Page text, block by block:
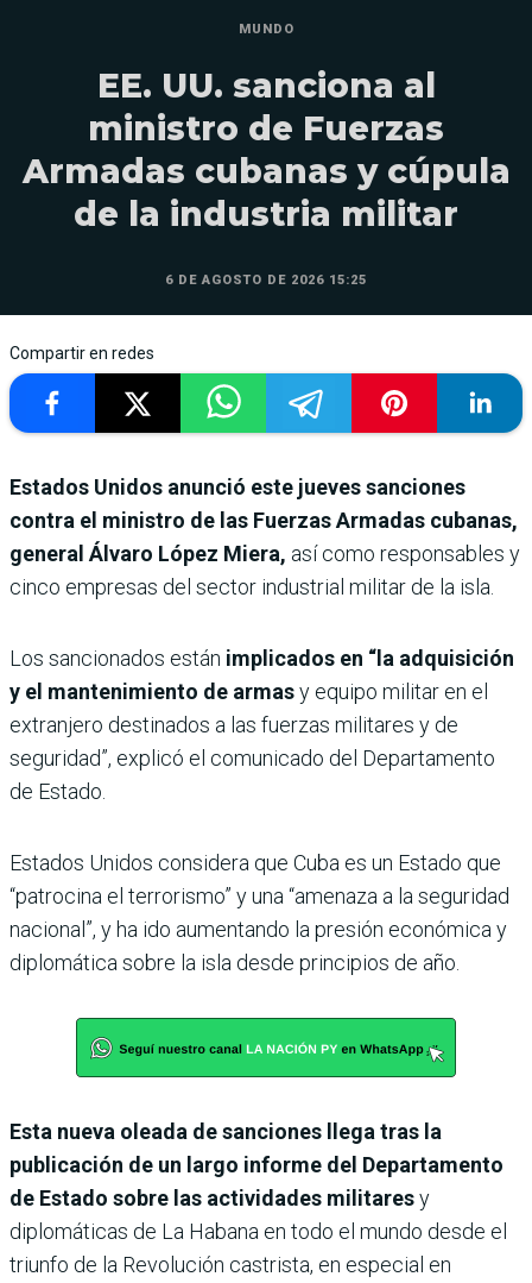
MUNDO
EE. UU. sanciona al
ministro de Fuerzas
Armadas cubanas y cúpula
de la industria militar
6 DE AGOSTO DE 2026 15:25
Compartir en redes
Estados Unidos anunció este jueves sanciones
contra el ministro de las Fuerzas Armadas cubanas,
general Álvaro López Miera, así como responsables y
cinco empresas del sector industrial militar de la isla.
Los sancionados están implicados en “la adquisición
y el mantenimiento de armasy equipo militar en el
extranjero destinados a las fuerzas militares y de
seguridad”, explicó el comunicado del Departamento
de Estado.
Estados Unidos considera que Cuba es un Estado que
“patrocina el terrorismo” y una “amenaza a la seguridad
nacional”, y ha ido aumentando la presión económica y
diplomática sobre la isla desde principios de año.
Esta nueva oleada de sanciones llega tras la
publicación de un largo informe del Departamento
de Estado sobre las actividades militaresy
diplomáticas de La Habana en todo el mundo desde el
triunfo de la Revolución castrista, en especial en